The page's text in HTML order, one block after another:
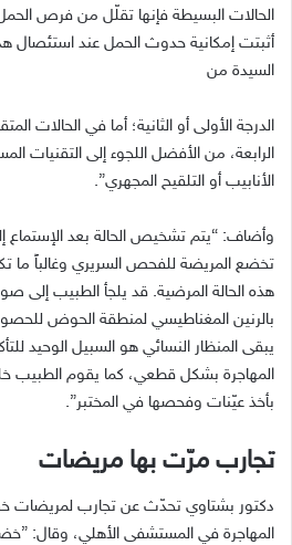
الحالات البسيطة فإنها تقلّل من فرص
أثبتت إمكانية حدوث الحمل عند استئصال
السيدة من
الدرجة الأولى أو الثانية؛ أما في الحالات
الرابعة، من الأفضل اللجوء إلى التقنيات
الأنابيب أو التلقيح المجهري”.
وأضاف: “يتم تشخيص الحالة بعد
تخضع المريضة للفحص السريري وغالباً ما
هذه الحالة المرضية. قد يلجأ الطبيب إلى
بالرنين المغناطيسي لمنطقة الحوض
يبقى المنظار النسائي هو السبيل الوحيد
المهاجرة بشكل قطعي، كما يقوم الطبيب
بأخذ عيّنات وفحصها في المختبر”.
تجارب مرّت بها مريضات
دكتور بشتاوي تحدّث عن تجارب لمريضات
المهاجرة في المستشفى الأهلي، وقال: